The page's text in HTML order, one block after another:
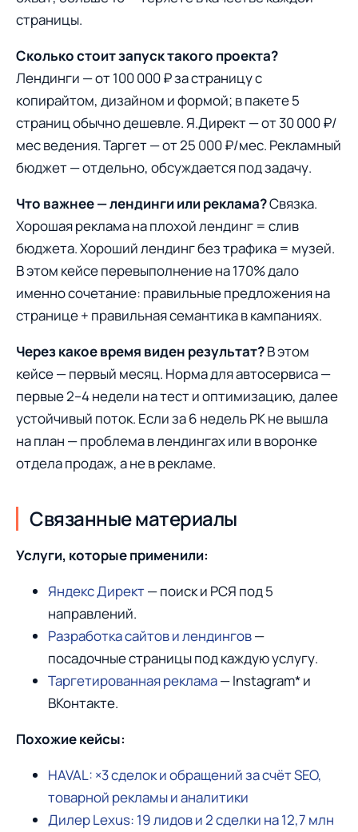
страницы.
Сколько стоит запуск такого проекта?
Лендинги — от 100 000 ₽ за страницу с
копирайтом, дизайном и формой; в пакете 5
страниц обычно дешевле. Я.Директ — от 30 000 ₽/
мес ведения. Таргет — от 25 000 ₽/мес. Рекламный
бюджет — отдельно, обсуждается под задачу.
Что важнее — лендинги или реклама?Связка.
Хорошая реклама на плохой лендинг = слив
бюджета. Хороший лендинг без трафика = музей.
В этом кейсе перевыполнение на 170% дало
именно сочетание: правильные предложения на
странице + правильная семантика в кампаниях.
Через какое время виден результат?В этом
кейсе — первый месяц. Норма для автосервиса —
первые 2–4 недели на тест и оптимизацию, далее
устойчивый поток. Если за 6 недель РК не вышла
на план — проблема в лендингах или в воронке
отдела продаж, а не в рекламе.
Связанные материалы
Услуги, которые применили:
Яндекс Директ— поиск и РСЯ под 5
направлений.
Разработка сайтов и лендингов—
посадочные страницы под каждую услугу.
Таргетированная реклама— Instagram* и
ВКонтакте.
Похожие кейсы:
HAVAL: ×3 сделок и обращений за счёт SEO,
товарной рекламы и аналитики
Дилер Lexus: 19 лидов и 2 сделки на 12,7 млн